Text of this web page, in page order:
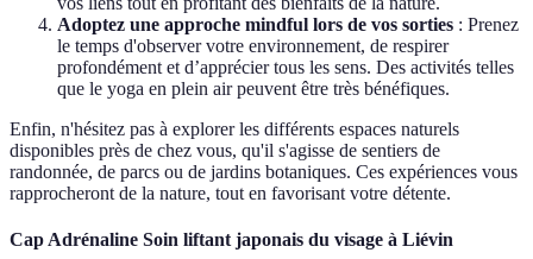
Adoptez une approche mindful lors de vos sorties : Prenez
le temps d'observer votre environnement, de respirer
profondément et d’apprécier tous les sens. Des activités telles
que le yoga en plein air peuvent être très bénéfiques.
Enfin, n'hésitez pas à explorer les différents espaces naturels
disponibles près de chez vous, qu'il s'agisse de sentiers de
randonnée, de parcs ou de jardins botaniques. Ces expériences vous
rapprocheront de la nature, tout en favorisant votre détente.
Cap Adrénaline Soin liftant japonais du visage à Liévin